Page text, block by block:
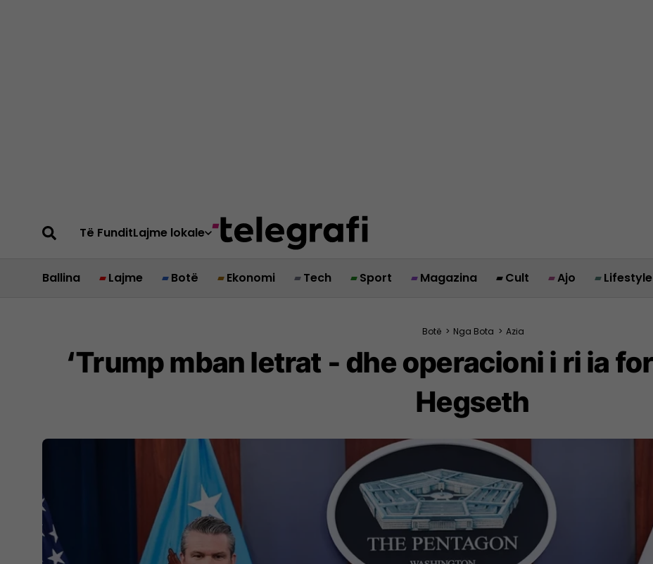
Të FunditLajme lokale
Ballina Lajme Botë Ekonomi Tech Sport Magazina Cult Ajo Lifestyle
Botë > Nga Bota > Azia
‘Trump mban letrat - dhe operacioni i ri ia
Hegseth